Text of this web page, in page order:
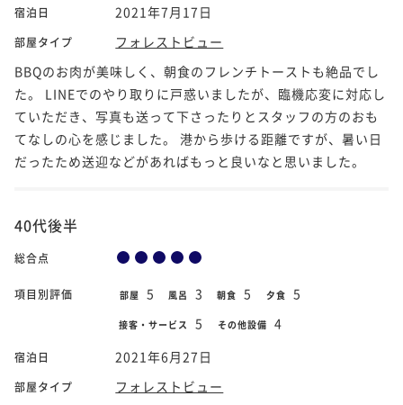
宿泊日 2021年7月17日
部屋タイプ
フォレストビュー
BBQのお肉が美味しく、朝食のフレンチトーストも絶品でし
た。 LINEでのやり取りに戸惑いましたが、臨機応変に対応し
ていただき、写真も送って下さったりとスタッフの方のおも
てなしの心を感じました。 港から歩ける距離ですが、暑い日
だったため送迎などがあればもっと良いなと思いました。
40代後半
総合点
項目別評価 部屋 5 風呂 3 朝食 5 夕食 5
接客・サービス 5 その他設備 4
宿泊日 2021年6月27日
部屋タイプ
フォレストビュー